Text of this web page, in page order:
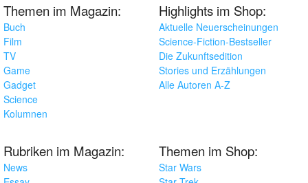
Themen im Magazin:
Buch
Film
TV
Game
Gadget
Science
Kolumnen
Highlights im Shop:
Aktuelle Neuerscheinungen
Science-Fiction-Bestseller
Die Zukunftsedition
Stories und Erzählungen
Alle Autoren A-Z
Rubriken im Magazin:
News
Themen im Shop:
Star Wars